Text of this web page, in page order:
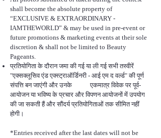
shall become the absolute property of
“EXCLUSIVE & EXTRAORDINARY -
IAMTHEWORLD” & may be used in pre-event or
future promotions & marketing events at their sole
discretion & shall not be limited to Beauty
Pageants.
प्रतियोगिता के दौरान जमा की गई या ली गई सभी तस्वीरें
"एक्सक्लूसिव एंड एक्स्ट्राऑर्डिनरी - आई एम द वर्ल्ड" की पूर्ण
संपत्ति बन जाएंगी और उनके एकमात्र विवेक पर पूर्व-
आयोजन या भविष्य के प्रचार और विपणन आयोजनों में उपयोग
की जा सकती हैं और सौंदर्य प्रतियोगिताओं तक सीमित नहीं
होगी।
*Entries received after the last dates will not be